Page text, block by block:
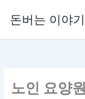
로
돈버는 이야기
노인 요양